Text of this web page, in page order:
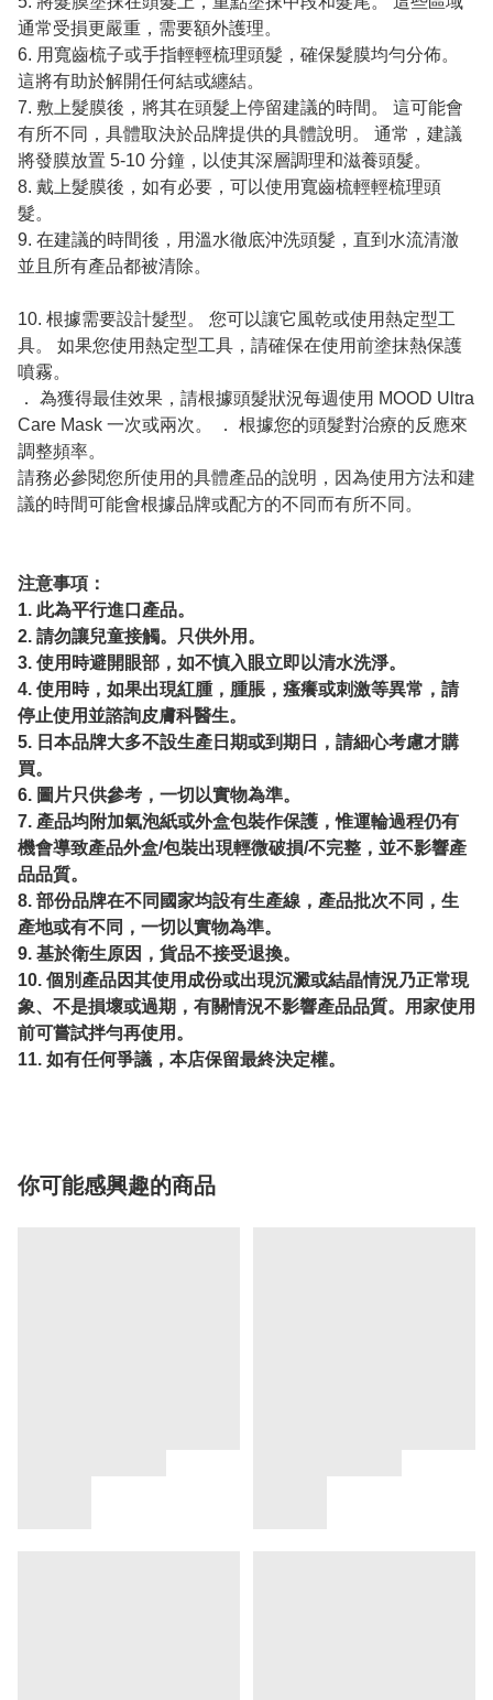
通常受損更嚴重，需要額外護理。
6. 用寬齒梳子或手指輕輕梳理頭髮，確保髮膜均勻分佈。
這將有助於解開任何結或纏結。
7. 敷上髮膜後，將其在頭髮上停留建議的時間。 這可能會
有所不同，具體取決於品牌提供的具體說明。 通常，建議
將發膜放置 5-10 分鐘，以使其深層調理和滋養頭髮。
8. 戴上髮膜後，如有必要，可以使用寬齒梳輕輕梳理頭
髮。
9. 在建議的時間後，用溫水徹底沖洗頭髮，直到水流清澈
並且所有產品都被清除。
10. 根據需要設計髮型。 您可以讓它風乾或使用熱定型工
具。 如果您使用熱定型工具，請確保在使用前塗抹熱保護
噴霧。
． 為獲得最佳效果，請根據頭髮狀況每週使用 MOOD Ultra
Care Mask 一次或兩次。 ． 根據您的頭髮對治療的反應來
調整頻率。
請務必參閱您所使用的具體產品的說明，因為使用方法和建
議的時間可能會根據品牌或配方的不同而有所不同。
注意事項：
1. 此為平行進口產品。
2. 請勿讓兒童接觸。只供外用。
3. 使用時避開眼部，如不慎入眼立即以清水洗淨。
4. 使用時，如果出現紅腫，腫脹，瘙癢或刺激等異常，請
停止使用並諮詢皮膚科醫生。
5. 日本品牌大多不設生產日期或到期日，請細心考慮才購
買。
6. 圖片只供參考，一切以實物為準。
7. 產品均附加氣泡紙或外盒包裝作保護，惟運輪過程仍有
機會導致產品外盒/包裝出現輕微破損/不完整，並不影響產
品品質。
8. 部份品牌在不同國家均設有生產線，產品批次不同，生
產地或有不同，一切以實物為準。
9. 基於衛生原因，貨品不接受退換。
10. 個別產品因其使用成份或出現沉澱或結晶情況乃正常現
象、不是損壞或過期，有關情況不影響產品品質。用家使用
前可嘗試拌勻再使用。
11. 如有任何爭議，本店保留最終決定權。
你可能感興趣的商品